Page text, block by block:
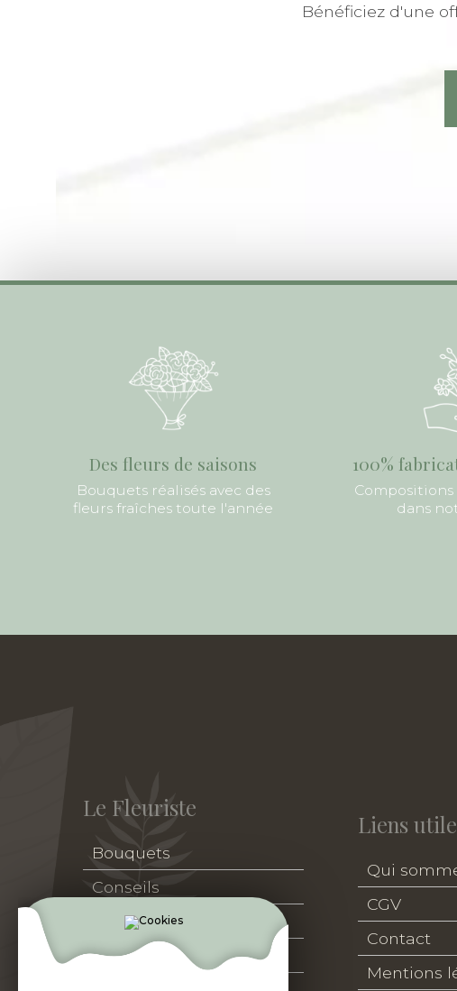
Bénéficiez d'une
Des fleurs de saisons
Bouquets réalisés avec des
fleurs fraîches toute l'année
100%
dans
Le Fleuriste
Bouquets
Conseils
Deuil
Accessoires
Liens
Qui
CGV
Contact
Mentions